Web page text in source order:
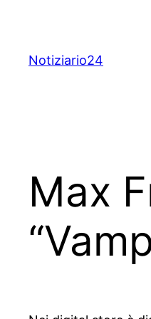
content
Notiziario24
Max